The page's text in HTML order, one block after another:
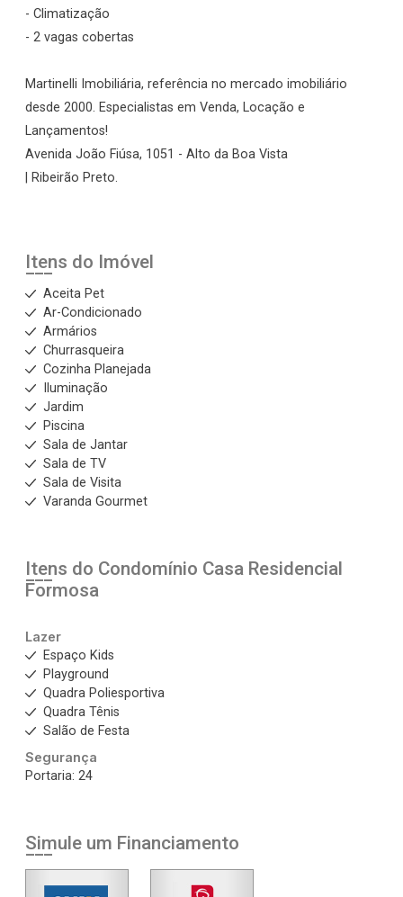
- Climatização
- 2 vagas cobertas
Martinelli Imobiliária, referência no mercado imobiliário
desde 2000. Especialistas em Venda, Locação e
Lançamentos!
Avenida João Fiúsa, 1051 - Alto da Boa Vista
| Ribeirão Preto.
Itens do Imóvel
Aceita Pet
Ar-Condicionado
Armários
Churrasqueira
Cozinha Planejada
Iluminação
Jardim
Piscina
Sala de Jantar
Sala de TV
Sala de Visita
Varanda Gourmet
Itens do Condomínio Casa Residencial
Formosa
Lazer
Espaço Kids
Playground
Quadra Poliesportiva
Quadra Tênis
Salão de Festa
Segurança
Portaria: 24
Simule um Financiamento